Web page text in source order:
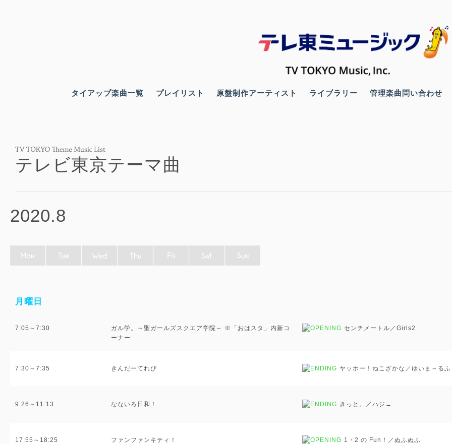
タイアップ楽曲一覧 プレイリスト 原盤制作アーティスト ライブラリー 管理楽曲問い合わせ
テレビ東京テーマ曲
2020.8
月曜日
7:05～7:30
ガル学。～聖ガールズスクエア学院～ ※「おはスタ」内新コ
ーナー
センチメートル／Girls2
7:30～7:35 きんだーてれび ヤッホー！ねこざかな／ゆいま～るふ
9:26～11:13 なないろ日和！ きっと。／ハジ→
17:55～18:25 ファンファンキティ！ 1・2 の Fun！／ぬふぬふ